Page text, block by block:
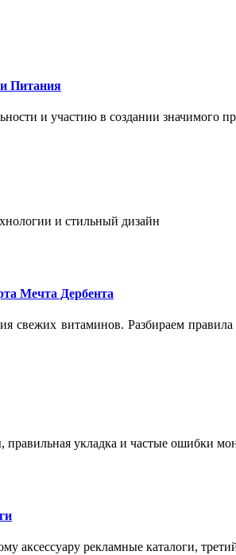
Питания
и участию в создании значимого
и стильный дизайн
Мечта Дербента
витаминов. Разбираем
правильная укладка и частые ошибки
аксессуару рекламные каталоги,